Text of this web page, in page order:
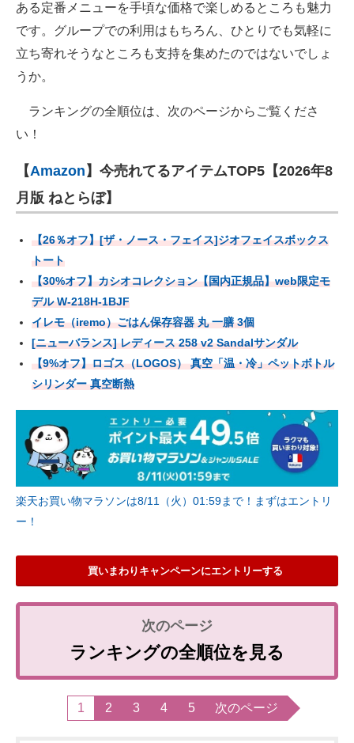
ある定番メニューを手頃な価格で楽しめるところも魅力
です。グループでの利用はもちろん、ひとりでも気軽に
立ち寄れそうなところも支持を集めたのではないでしょ
うか。
ランキングの全順位は、次のページからご覧くださ
い！
【Amazon 】今売れてるアイテムTOP5【2026年8
月版 ねとらぼ】
【26％オフ】[ザ・ノース・フェイス]ジオフェイスボックス
トート
【30%オフ】カシオコレクション【国内正規品】web限定モ
デル W-218H-1BJF
イレモ（iremo）ごはん保存容器 丸 一膳 3個
[ニューバランス] レディース 258 v2 Sandalサンダル
【9%オフ】ロゴス（LOGOS） 真空「温・冷」ペットボトル
シリンダー 真空断熱
楽天お買い物マラソンは8/11（火）01:59まで！まずはエントリ
ー！
買いまわりキャンペーンにエントリーする
ランキングの全順位を見る
1 2 3 4 5 次のページ